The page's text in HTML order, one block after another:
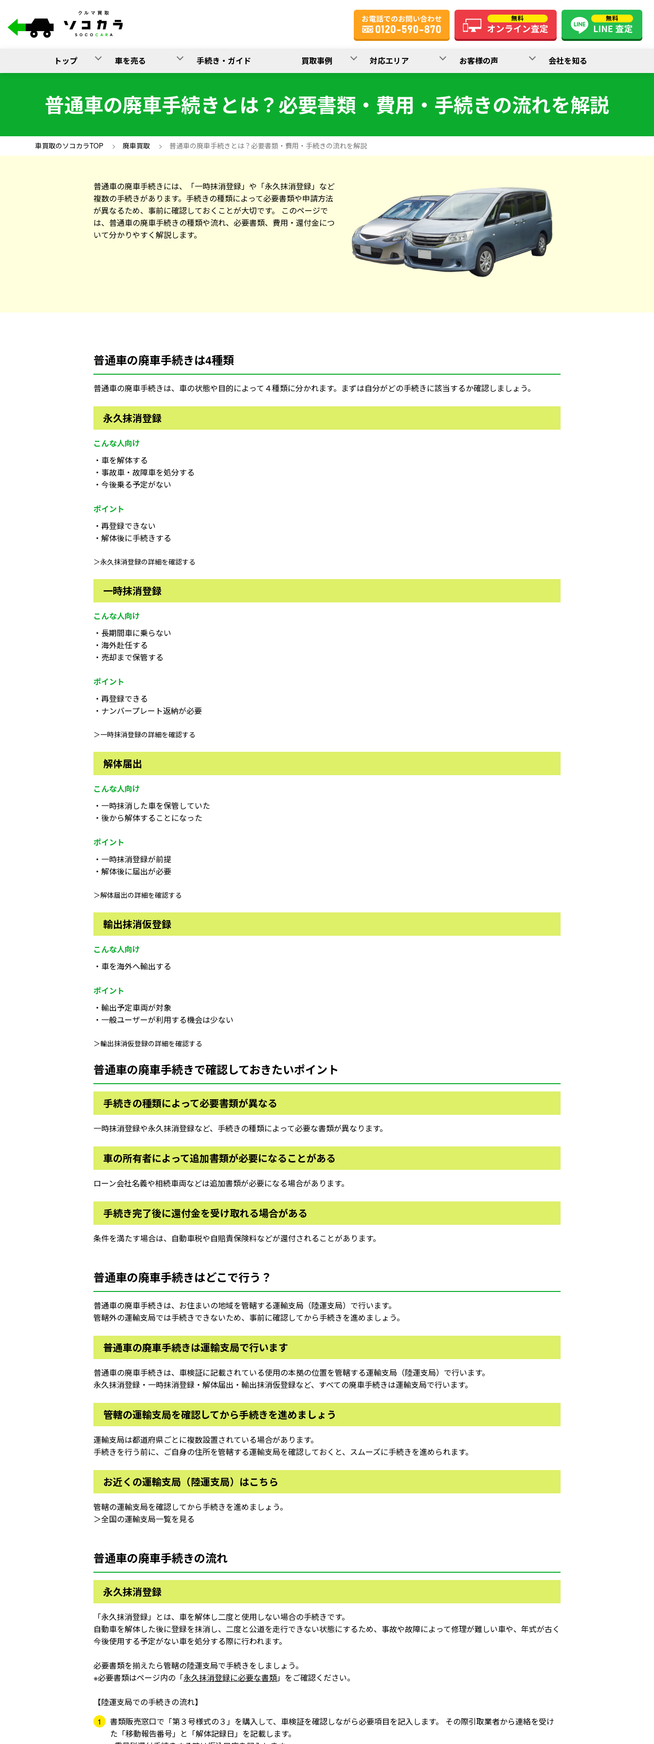
トップ 車を売る 手続き・ガイド 買取事例 対応エリア お客様の声 会社を知る
普通車の廃車手続きとは？必要書類・費用・手続きの流れを解説
車買取のソコカラTOP > 廃車買取 > 普通車の廃車手続きとは？必要書類・費用・手続きの流れを解説
普通車の廃車手続きには、「一時抹消登録」や「永久抹消登録」など
複数の手続きがあります。手続きの種類によって必要書類や申請方法
が異なるため、事前に確認しておくことが大切です。 このページで
は、普通車の廃車手続きの種類や流れ、必要書類、費用・還付金につ
いて分かりやすく解説します。
普通車の廃車手続きは4種類
普通車の廃車手続きは、車の状態や目的によって４種類に分かれます。まずは自分がどの手続きに該当するか確認しましょう。
永久抹消登録
こんな人向け
・車を解体する
・事故車・故障車を処分する
・今後乗る予定がない
ポイント
・再登録できない
・解体後に手続きする
＞永久抹消登録の詳細を確認する
一時抹消登録
こんな人向け
・長期間車に乗らない
・海外赴任する
・売却まで保管する
ポイント
・再登録できる
・ナンバープレート返納が必要
＞一時抹消登録の詳細を確認する
解体届出
こんな人向け
・一時抹消した車を保管していた
・後から解体することになった
ポイント
・一時抹消登録が前提
・解体後に届出が必要
＞解体届出の詳細を確認する
輸出抹消仮登録
こんな人向け
・車を海外へ輸出する
ポイント
・輸出予定車両が対象
・一般ユーザーが利用する機会は少ない
＞輸出抹消仮登録の詳細を確認する
普通車の廃車手続きで確認しておきたいポイント
手続きの種類によって必要書類が異なる
一時抹消登録や永久抹消登録など、手続きの種類によって必要な書類が異なります。
車の所有者によって追加書類が必要になることがある
ローン会社名義や相続車両などは追加書類が必要になる場合があります。
手続き完了後に還付金を受け取れる場合がある
条件を満たす場合は、自動車税や自賠責保険料などが還付されることがあります。
普通車の廃車手続きはどこで行う？
普通車の廃車手続きは、お住まいの地域を管轄する運輸支局（陸運支局）で行います。
管轄外の運輸支局では手続きできないため、事前に確認してから手続きを進めましょう。
普通車の廃車手続きは運輸支局で行います
普通車の廃車手続きは、車検証に記載されている使用の本拠の位置を管轄する運輸支局（陸運支局）で行います。
永久抹消登録・一時抹消登録・解体届出・輸出抹消仮登録など、すべての廃車手続きは運輸支局で行います。
管轄の運輸支局を確認してから手続きを進めましょう
運輸支局は都道府県ごとに複数設置されている場合があります。
手続きを行う前に、ご自身の住所を管轄する運輸支局を確認しておくと、スムーズに手続きを進められます。
お近くの運輸支局（陸運支局）はこちら
管轄の運輸支局を確認してから手続きを進めましょう。
＞全国の運輸支局一覧を見る
普通車の廃車手続きの流れ
永久抹消登録
「永久抹消登録」とは、車を解体し二度と使用しない場合の手続きです。
自動車を解体した後に登録を抹消し、二度と公道を走行できない状態にするため、事故や故障によって修理が難しい車や、年式が古く
今後使用する予定がない車を処分する際に行われます。
必要書類を揃えたら管轄の陸運支局で手続きをしましょう。
※必要書類はページ内の「永久抹消登録に必要な書類」をご確認ください。
【陸運支局での手続きの流れ】
1
書類販売窓口で「第３号様式の３」を購入して、車検証を確認しながら必要項目を記入します。 その際引取業者から連絡を受け
た「移動報告番号」と「解体記録日」を記載します。